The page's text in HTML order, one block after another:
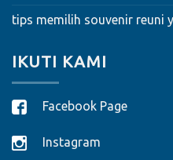
tips memilih souvenir reuni
IKUTI KAMI
Facebook Page
Instagram